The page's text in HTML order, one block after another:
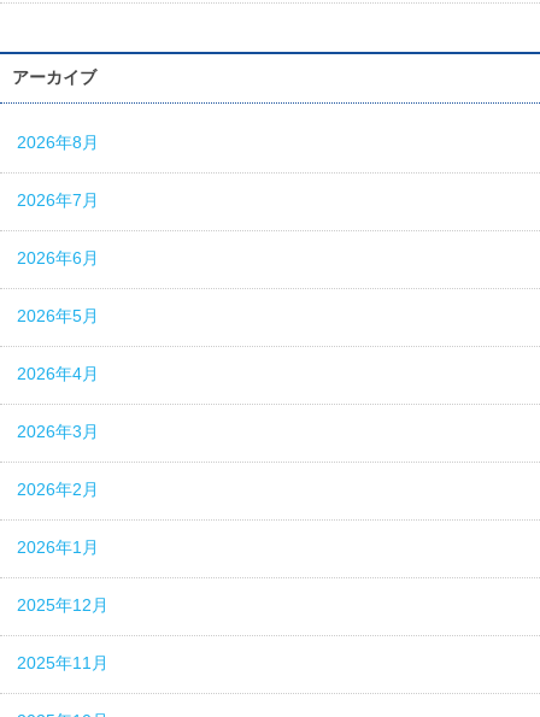
アーカイブ
2026年8月
2026年7月
2026年6月
2026年5月
2026年4月
2026年3月
2026年2月
2026年1月
2025年12月
2025年11月